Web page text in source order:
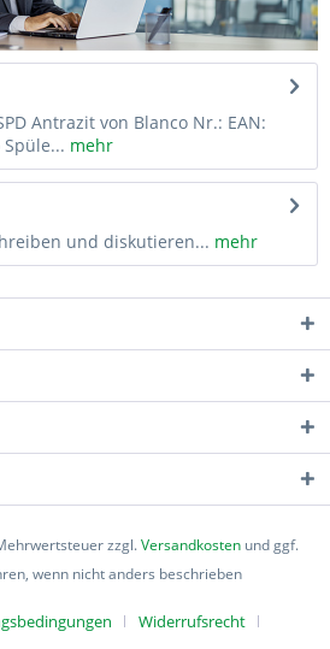
Antrazit von Blanco Nr.: EAN:
mehr
und diskutieren... mehr
zzgl.Versandkosten und ggf.
wenn nicht anders beschrieben
Widerrufsrecht